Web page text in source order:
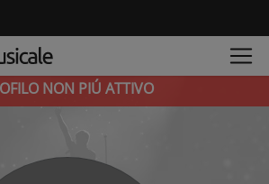
NON PIÚ ATTIVO